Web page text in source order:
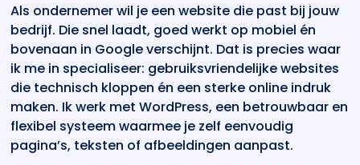
Als ondernemer wil je een website die past bij jouw
bedrijf. Die snel laadt, goed werkt op mobiel én
bovenaan in Google verschijnt. Dat is precies waar
ik me in specialiseer: gebruiksvriendelijke websites
die technisch kloppen én een sterke online indruk
maken. Ik werk met WordPress, een betrouwbaar en
flexibel systeem waarmee je zelf eenvoudig
pagina’s, teksten of afbeeldingen aanpast.